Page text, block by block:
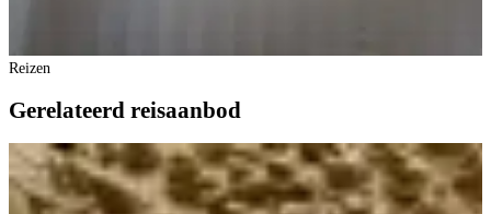
Reizen
Gerelateerd reisaanbod